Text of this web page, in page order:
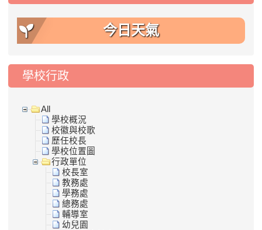
今日天氣
學校行政
All
學校概況
校徽與校歌
歷任校長
學校位置圖
行政單位
校長室
教務處
學務處
總務處
輔導室
幼兒園